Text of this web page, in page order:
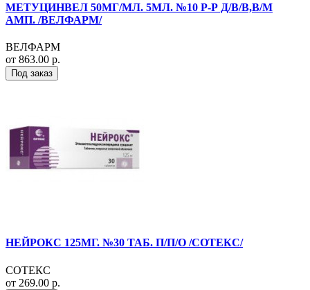
МЕТУЦИНВЕЛ 50МГ/МЛ. 5МЛ. №10 Р-Р Д/В/В,В/М
АМП. /ВЕЛФАРМ/
ВЕЛФАРМ
от 863.00 р.
Под заказ
НЕЙРОКС 125МГ. №30 ТАБ. П/П/О /СОТЕКС/
СОТЕКС
от 269.00 р.